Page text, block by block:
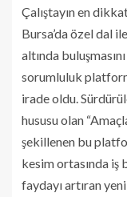
Çalıştayın en
Bursa’da özel dal
altında
sorumluluk
irade oldu.
hususu olan
şekillenen bu
kesim ortasında
faydayı artıran